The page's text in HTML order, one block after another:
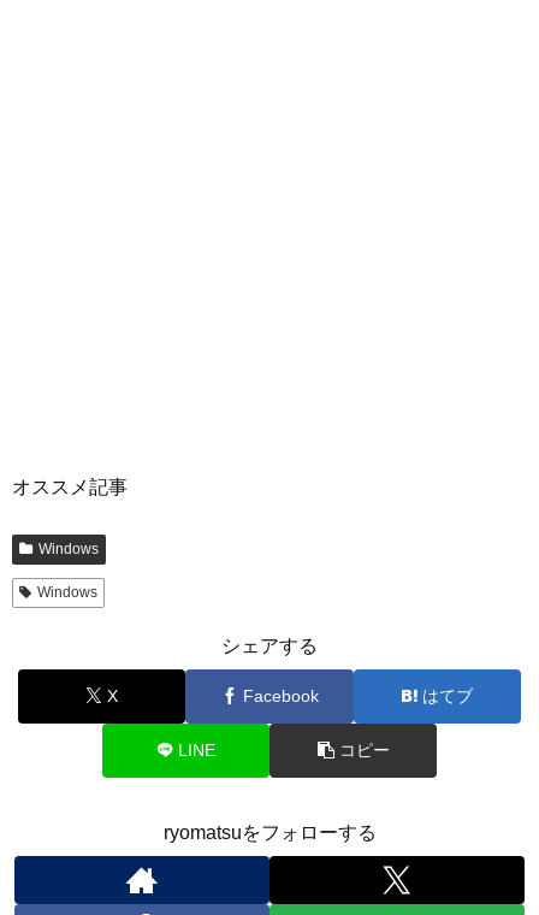
オススメ記事
Windows
Windows
シェアする
X Facebook はてブ
LINE コピー
ryomatsuをフォローする